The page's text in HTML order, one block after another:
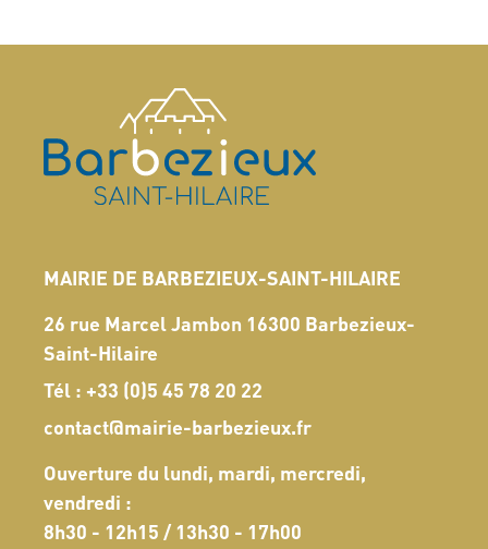
MAIRIE DE BARBEZIEUX-SAINT-HILAIRE
26 rue Marcel Jambon 16300 Barbezieux-
Saint-Hilaire
Tél : +33 (0)5 45 78 20 22
contact@mairie-barbezieux.fr
Ouverture du lundi, mardi, mercredi,
vendredi :
8h30 - 12h15 / 13h30 - 17h00